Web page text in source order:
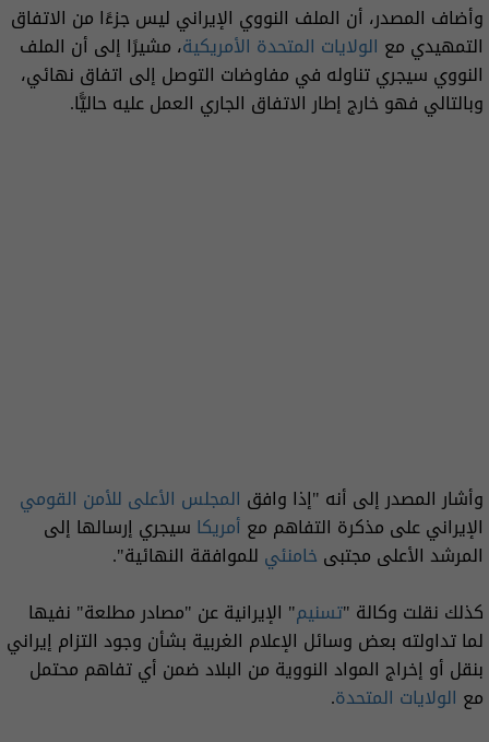
وأضاف المصدر، أن الملف النووي الإيراني ليس جزءًا من الاتفاق
التمهيدي مع الولايات المتحدة الأمريكية، مشيرًا إلى أن الملف
النووي سيجري تناوله في مفاوضات التوصل إلى اتفاق نهائي،
وبالتالي فهو خارج إطار الاتفاق الجاري العمل عليه حاليًّا.
وأشار المصدر إلى أنه "إذا وافق المجلس الأعلى للأمن القومي
الإيراني على مذكرة التفاهم مع أمريكا سيجري إرسالها إلى
المرشد الأعلى مجتبى خامنئي للموافقة النهائية".
كذلك نقلت وكالة "تسنيم" الإيرانية عن "مصادر مطلعة" نفيها
لما تداولته بعض وسائل الإعلام الغربية بشأن وجود التزام إيراني
بنقل أو إخراج المواد النووية من البلاد ضمن أي تفاهم محتمل
مع الولايات المتحدة.